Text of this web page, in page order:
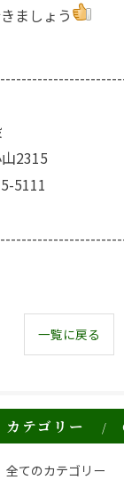
ましょう
山2315
5111
一覧に戻る
カテゴリー
全てのカテゴリー